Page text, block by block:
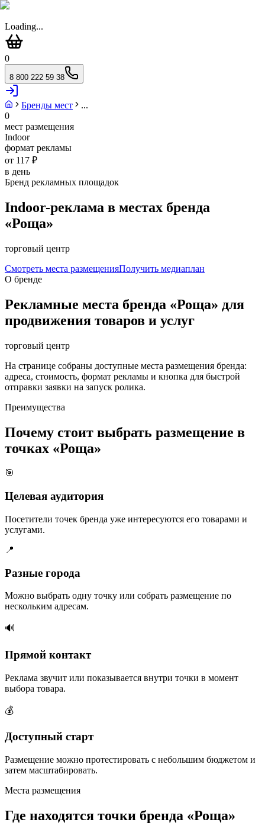
Loading...
0
8 800 222 59 38
Бренды мест
...
0
мест размещения
Indoor
формат рекламы
от 117 ₽
в день
Бренд рекламных площадок
Indoor-реклама в местах бренда
«Роща»
торговый центр
Смотреть места размещенияПолучить медиаплан
О бренде
Рекламные места бренда «Роща» для
продвижения товаров и услуг
торговый центр
На странице собраны доступные места размещения бренда:
адреса, стоимость, формат рекламы и кнопка для быстрой
отправки заявки на запуск ролика.
Преимущества
Почему стоит выбрать размещение в
точках «Роща»
🎯
Целевая аудитория
Посетители точек бренда уже интересуются его товарами и
услугами.
📍
Разные города
Можно выбрать одну точку или собрать размещение по
нескольким адресам.
🔊
Прямой контакт
Реклама звучит или показывается внутри точки в момент
выбора товара.
💰
Доступный старт
Размещение можно протестировать с небольшим бюджетом и
затем масштабировать.
Места размещения
Где находятся точки бренда «Роща»